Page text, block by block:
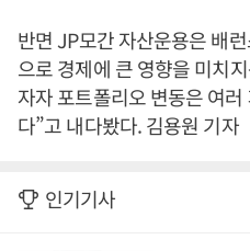
반면 JP모간 자산운용은 배
으로 경제에 큰 영향을 미치
자자 포트폴리오 변동은 여
다”고 내다봤다. 김용원 기자
인기기사